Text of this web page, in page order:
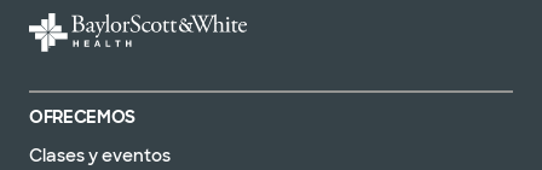
OFRECEMOS
Clases y eventos